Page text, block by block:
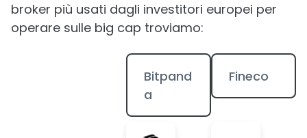
broker più usati dagli investitori europei per
operare sulle big cap troviamo:
Bitpand
a
Fineco